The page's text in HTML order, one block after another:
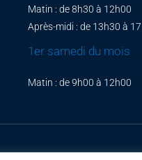
Matin : de 8h30 à 12h00
Après-midi : de 13h30 à
1er samedi du mois
Matin : de 9h00 à 12h00